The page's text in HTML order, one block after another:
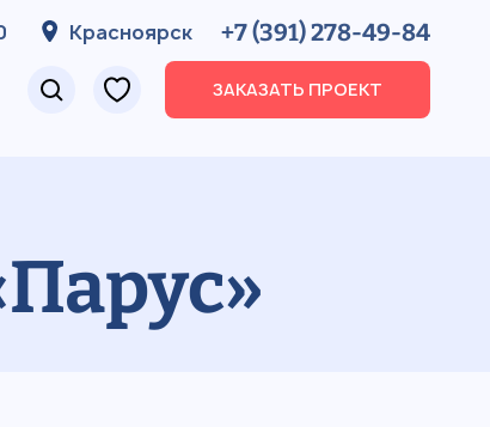
Красноярск +7 (391) 278-49-84
ЗАКАЗАТЬ ПРОЕКТ